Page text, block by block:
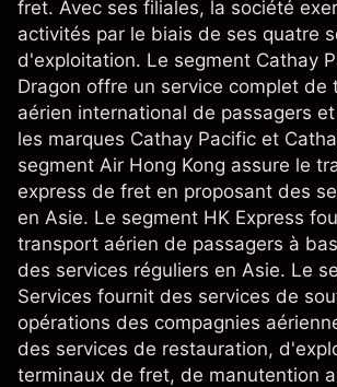
fret. Avec ses filiales, la société
activités par le biais de ses quatre
d'exploitation. Le segment Cathay
Dragon offre un service complet de
aérien international de passagers
les marques Cathay Pacific et
segment Air Hong Kong assure le
express de fret en proposant des
en Asie. Le segment HK Express
transport aérien de passagers à
des services réguliers en Asie. Le
Services fournit des services de
opérations des compagnies
des services de restauration,
terminaux de fret, de manutention